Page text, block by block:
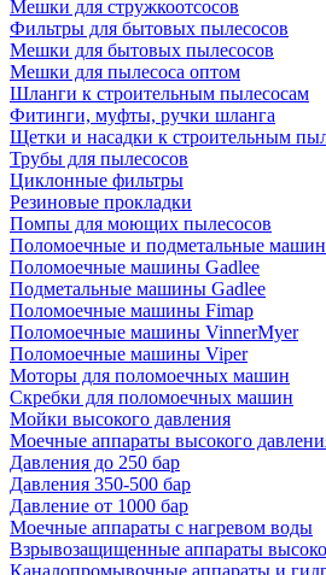
Мешки для стружкоотсосов
Фильтры для бытовых пылесосов
Мешки для бытовых пылесосов
Мешки для пылесоса оптом
Шланги к строительным пылесосам
Фитинги, муфты, ручки шланга
Щетки и насадки к строительным
Трубы для пылесосов
Циклонные фильтры
Резиновые прокладки
Помпы для моющих пылесосов
Поломоечные и подметальные
Поломоечные машины Gadlee
Подметальные машины Gadlee
Поломоечные машины Fimap
Поломоечные машины VinnerMyer
Поломоечные машины Viper
Моторы для поломоечных машин
Скребки для поломоечных машин
Мойки высокого давления
Моечные аппараты высокого
Давления до 250 бар
Давления 350-500 бар
Давление от 1000 бар
Моечные аппараты с нагревом воды
Взрывозащищенные аппараты
Каналопромывочные аппараты и